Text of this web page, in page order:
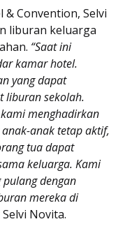
Convention, Selvi
liburan keluarga
“Saat ini
kamar hotel.
yang dapat
liburan sekolah.
menghadirkan
anak tetap aktif,
tua dapat
keluarga. Kami
dengan
mereka di
Novita.